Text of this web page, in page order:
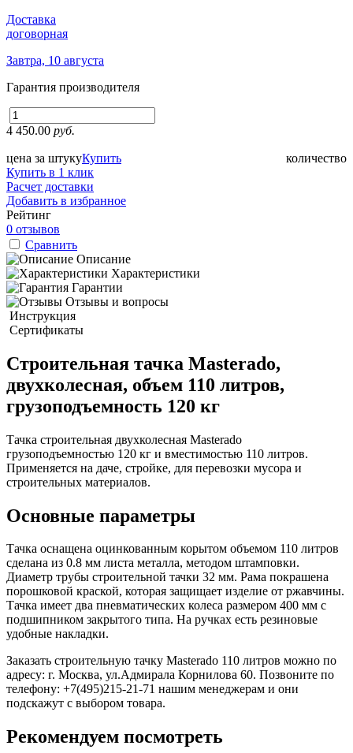
Доставка
договорная
Завтра, 10 августа
Гарантия производителя
4 450.00 руб.
цена за штуку количество
Купить
Купить в 1 клик
Расчет доставки
Добавить в избранное
Рейтинг
0 отзывов
Сравнить
Описание
Характеристики
Гарантии
Отзывы и вопросы
Инструкция
Сертификаты
Строительная тачка Masterado,
двухколесная, объем 110 литров,
грузоподъемность 120 кг
Тачка строительная двухколесная Masterado
грузоподъемностью 120 кг и вместимостью 110 литров.
Применяется на даче, стройке, для перевозки мусора и
строительных материалов.
Основные параметры
Тачка оснащена оцинкованным корытом объемом 110 литров
сделана из 0.8 мм листа металла, методом штамповки.
Диаметр трубы строительной тачки 32 мм. Рама покрашена
порошковой краской, которая защищает изделие от ржавчины.
Тачка имеет два пневматических колеса размером 400 мм с
подшипником закрытого типа. На ручках есть резиновые
удобные накладки.
Заказать строительную тачку Masterado 110 литров можно по
адресу: г. Москва, ул.Адмирала Корнилова 60. Позвоните по
телефону: +7(495)215-21-71 нашим менеджерам и они
подскажут с выбором товара.
Рекомендуем посмотреть